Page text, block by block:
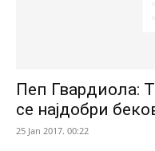
Пеп Гвардиола:
се најдобри
25 Jan 2017. 00:22